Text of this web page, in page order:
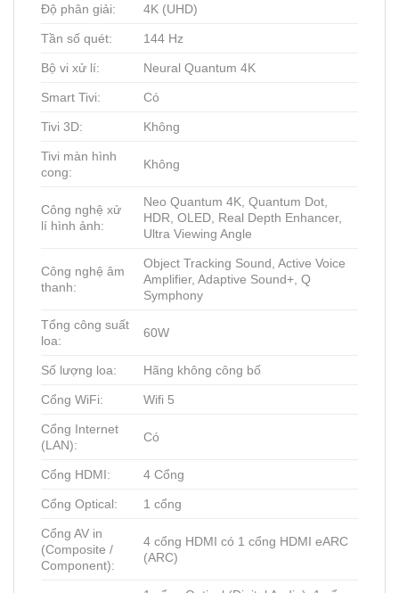
Độ phân giải: 4K (UHD)
Tần số quét: 144 Hz
Bộ vi xử lí: Neural Quantum 4K
Smart Tivi: Có
Tivi 3D: Không
Tivi màn hình
cong:
Không
Công nghệ xử
lí hình ảnh:
Neo Quantum 4K, Quantum Dot,
HDR, OLED, Real Depth Enhancer,
Ultra Viewing Angle
Công nghệ âm
thanh:
Object Tracking Sound, Active Voice
Amplifier, Adaptive Sound+, Q
Symphony
Tổng công suất
loa:
60W
Số lượng loa: Hãng không công bố
Cổng WiFi: Wifi 5
Cổng Internet
(LAN):
Có
Cổng HDMI: 4 Cổng
Cổng Optical: 1 cổng
Cổng AV in
(Composite /
Component):
4 cổng HDMI có 1 cổng HDMI eARC
(ARC)